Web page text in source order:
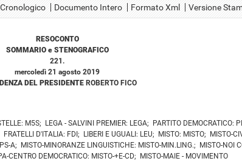
Documento Intero Formato Xml Versione
RESOCONTO
SOMMARIO e STENOGRAFICO
221.
mercoledì 21 agosto 2019
DEL PRESIDENTE ROBERTO FICO
M5S; LEGA - SALVINI PREMIER: LEGA; PARTITO DEMOCRATICO:
FRATELLI D'ITALIA: FDI; LIBERI E UGUALI: LEU; MISTO: MISTO; MISTO-
A; MISTO-MINORANZE LINGUISTICHE: MISTO-MIN.LING.; MISTO-NOI
CENTRO DEMOCRATICO: MISTO-+E-CD; MISTO-MAIE - MOVIMENTO